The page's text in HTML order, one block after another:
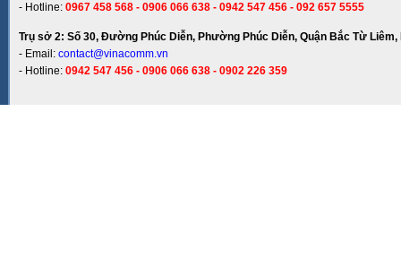
- Hotline: 0967 458 568 - 0906 066 638 - 0942 547 456 - 092 657 5555
Trụ sở 2: Số 30, Đường Phúc Diễn, Phường Phúc Diễn, Quận Bắc Từ Liêm,
- Email: contact@vinacomm.vn
- Hotline: 0942 547 456 - 0906 066 638 - 0902 226 359